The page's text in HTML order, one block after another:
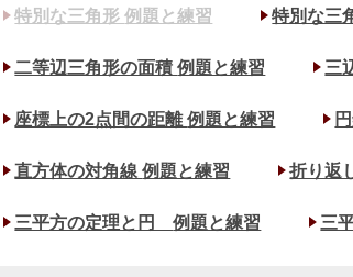
特別な三角形例題と練習 特別な三
二等辺三角形の面積例題と練習 三
座標上の2点間の距離例題と練習
直方体の対角線例題と練習 折り返
三平方の定理と円例題と練習 三